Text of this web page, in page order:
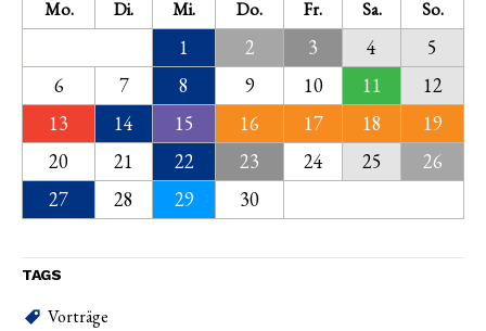
Mo. Di. Mi. Do. Fr. Sa. So.
1 2 3 4
5
6
7 8 9 10 11
12
13
14 15 16 17 18
19
20
21 22 23 24 25
26
27
28 29 30
TAGS
Vorträge